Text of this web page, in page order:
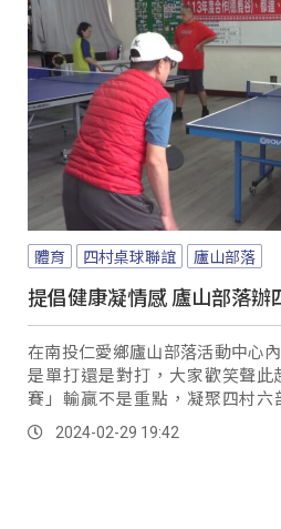
體育 四村桌球聯誼 廬山部落
提倡健康凝情感 廬山部落辦
在南投仁愛鄉廬山部落活動中心
是單打還是對打，大家歡笑聲
賽」輸贏不是重點，凝聚四村六
的。2024-02-29 19:42